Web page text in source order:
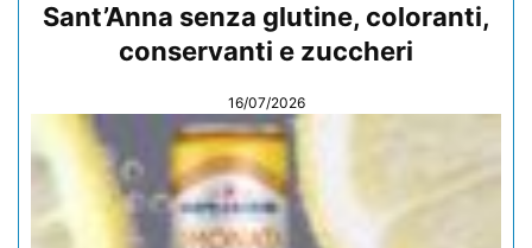
Sant’Anna senza glutine, coloranti,
conservanti e zuccheri
16/07/2026